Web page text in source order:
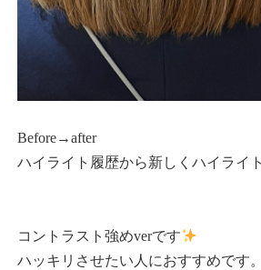
Before→after
ハイライト履歴から新しくハイライ
コントラスト強めverです
ハッキリさせたい人におすすめです。